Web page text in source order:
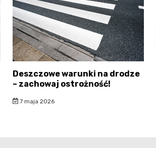
Deszczowe warunki na drodze
– zachowaj ostrożność!
7 maja 2026